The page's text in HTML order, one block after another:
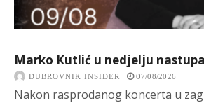
Marko Kutlić u nedjelju
DUBROVNIK INSIDER 07/08/2026
Nakon rasprodanog koncerta u